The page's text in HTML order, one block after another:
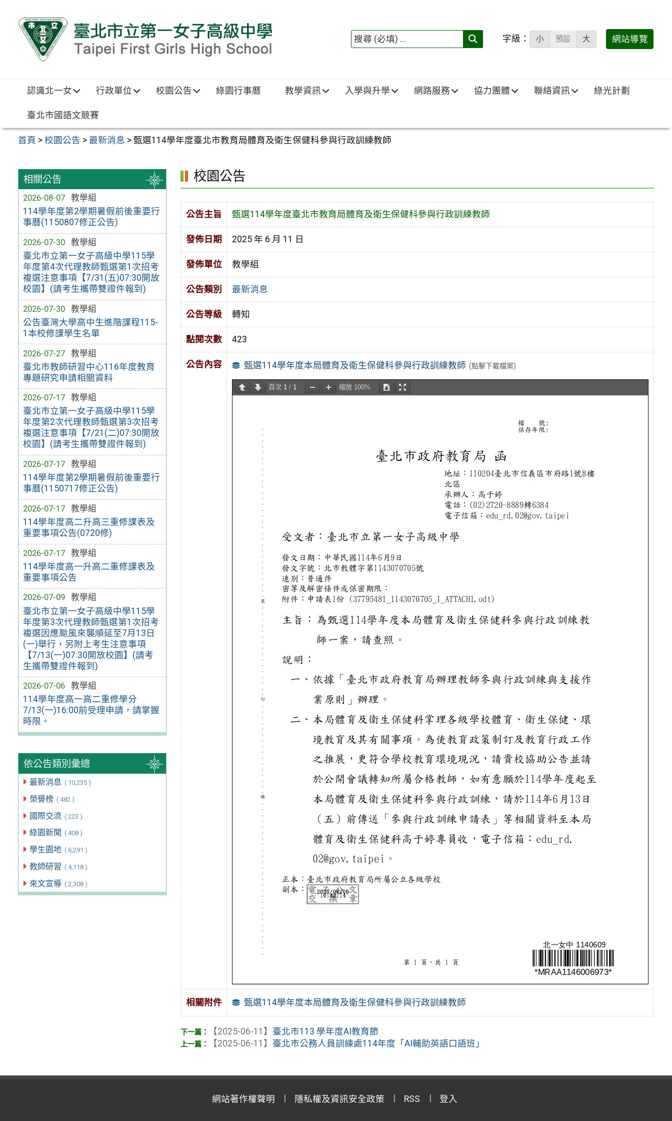
搜
填)：
字級： 小 預設 大 網站導覽
認識北一女 行政單位 校園公告 綠園行事曆 教學資訊 入學與升學 網路服務 協力團體 聯絡資訊 綠光計劃
臺北市國語文競賽
首頁 >校園公告 > 最新消息 >甄選114學年度臺北市教育局體育及衛生保健科參與行政訓練教師
相關公告
2026-08-07
教學組
114學年度第2學期暑假前後重要行
事曆(1150807修正公告)
2026-07-30
教學組
臺北市立第一女子高級中學115學
年度第4次代理教師甄選第1次招考
複選注意事項【7/31(五)07:30開放
校園】(請考生攜帶雙證件報到)
2026-07-30
教學組
公告臺灣大學高中生進階課程115-
1本校修課學生名單
2026-07-27
教學組
臺北市教師研習中心116年度教育
專題研究申請相關資料
2026-07-17
教學組
臺北市立第一女子高級中學115學
年度第2次代理教師甄選第3次招考
複選注意事項【7/21(二)07:30開放
校園】(請考生攜帶雙證件報到)
2026-07-17
教學組
114學年度第2學期暑假前後重要行
事曆(1150717修正公告)
2026-07-17
教學組
114學年度高二升高三重修課表及
重要事項公告(0720修)
2026-07-17
教學組
114學年度高一升高二重修課表及
重要事項公告
2026-07-09
教學組
臺北市立第一女子高級中學115學
年度第3次代理教師甄選第1次招考
複選因應颱風來襲順延至7月13日
(一)舉行，另附上考生注意事項
【7/13(一)07:30開放校園】(請考
生攜帶雙證件報到)
2026-07-06
教學組
114學年度高一高二重修學分
7/13(一)16:00前受理申請，請掌握
時限。
依公告類別彙總
最新消息 ( 10,235 )
榮譽榜 ( 482 )
國際交流 ( 223 )
綠園新聞 ( 408 )
學生園地 ( 6,291 )
教師研習 ( 4,118 )
來文宣導 ( 2,308 )
校園公告
公告主旨 甄選114學年度臺北市教育局體育及衛生保健科參與行政訓練教師
發佈日期 2025 年 6 月 11 日
發佈單位 教學組
公告類別 最新消息
公告等級 轉知
點閱次數 423
公告內容 甄選114學年度本局體育及衛生保健科參與行政訓練教師 (點擊下載檔案)
頁次 1/ 1 縮放 100%
相關附件 甄選114學年度本局體育及衛生保健科參與行政訓練教師
【2025-06-11】 臺北市113 學年度AI教育節
【2025-06-11】 臺北市公務人員訓練處114年度「AI輔助英語口語班」
網站著作權聲明 隱私權及資訊安全政策 RSS 登入